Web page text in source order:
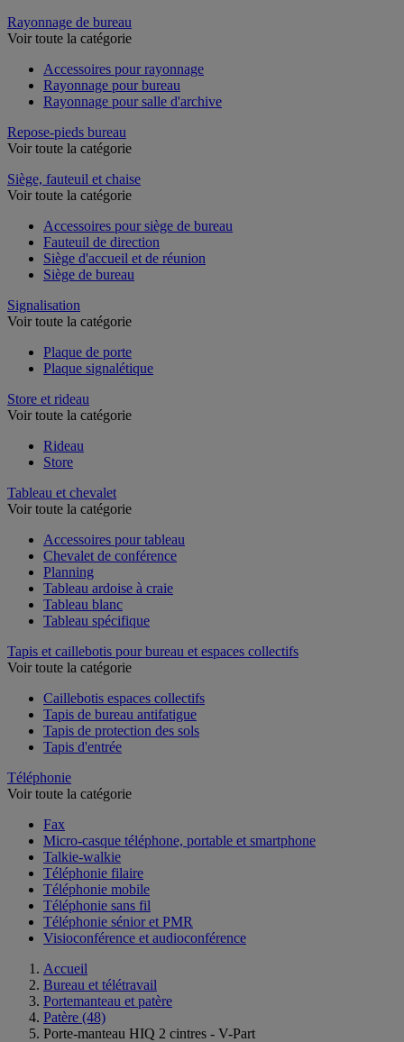
Rayonnage de bureau
Voir toute la catégorie
Accessoires pour rayonnage
Rayonnage pour bureau
Rayonnage pour salle d'archive
Repose-pieds bureau
Voir toute la catégorie
Siège, fauteuil et chaise
Voir toute la catégorie
Accessoires pour siège de bureau
Fauteuil de direction
Siège d'accueil et de réunion
Siège de bureau
Signalisation
Voir toute la catégorie
Plaque de porte
Plaque signalétique
Store et rideau
Voir toute la catégorie
Rideau
Store
Tableau et chevalet
Voir toute la catégorie
Accessoires pour tableau
Chevalet de conférence
Planning
Tableau ardoise à craie
Tableau blanc
Tableau spécifique
Tapis et caillebotis pour bureau et espaces collectifs
Voir toute la catégorie
Caillebotis espaces collectifs
Tapis de bureau antifatigue
Tapis de protection des sols
Tapis d'entrée
Téléphonie
Voir toute la catégorie
Fax
Micro-casque téléphone, portable et smartphone
Talkie-walkie
Téléphonie filaire
Téléphonie mobile
Téléphonie sans fil
Téléphonie sénior et PMR
Visioconférence et audioconférence
Accueil
Bureau et télétravail
Portemanteau et patère
Patère (48)
Porte-manteau HIQ 2 cintres - V-Part